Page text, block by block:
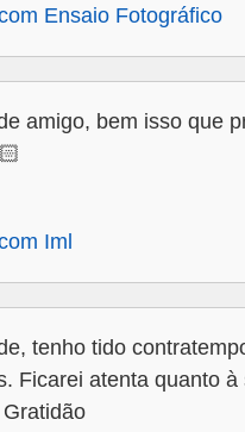
Ensaio Fotográfico
amigo, bem isso que
Iml
tenho tido
Ficarei atenta quanto à